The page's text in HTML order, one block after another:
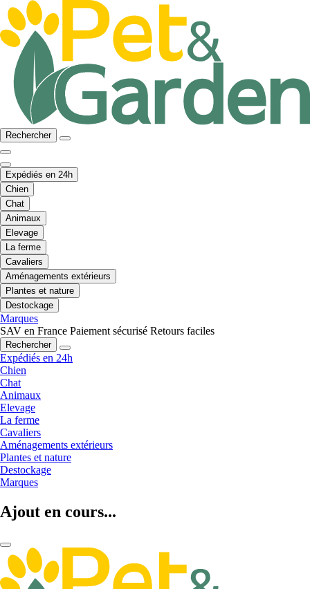
Rechercher
Expédiés en 24h
Chien
Chat
Animaux
Elevage
La ferme
Cavaliers
Aménagements extérieurs
Plantes et nature
Destockage
Marques
SAV en France Paiement sécurisé Retours faciles
Rechercher
Expédiés en 24h
Chien
Chat
Animaux
Elevage
La ferme
Cavaliers
Aménagements extérieurs
Plantes et nature
Destockage
Marques
Ajout en cours...